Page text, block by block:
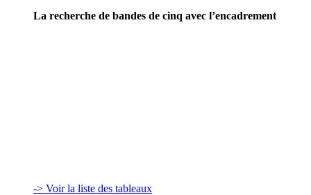
La recherche de bandes de cinq avec l’encadrement
-> Voir la liste des tableaux